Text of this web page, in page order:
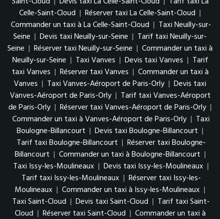
Celle-Saint-Cloud | Réserver taxi La Celle-Saint-Cloud |
Commander un taxi à La Celle-Saint-Cloud | Taxi Neuilly-sur-
Seine | Devis taxi Neuilly-sur-Seine | Tarif taxi Neuilly-sur-
Seine | Réserver taxi Neuilly-sur-Seine | Commander un taxi à
Neuilly-sur-Seine | Taxi Vanves | Devis taxi Vanves | Tarif
taxi Vanves | Réserver taxi Vanves | Commander un taxi à
Vanves | Taxi Vanves-Aéroport de Paris-Orly | Devis taxi
Vanves-Aéroport de Paris-Orly | Tarif taxi Vanves-Aéroport
de Paris-Orly | Réserver taxi Vanves-Aéroport de Paris-Orly |
Commander un taxi à Vanves-Aéroport de Paris-Orly | Taxi
Boulogne-Billancourt | Devis taxi Boulogne-Billancourt |
Tarif taxi Boulogne-Billancourt | Réserver taxi Boulogne-
Billancourt | Commander un taxi à Boulogne-Billancourt |
Taxi Issy-les-Moulineaux | Devis taxi Issy-les-Moulineaux |
Tarif taxi Issy-les-Moulineaux | Réserver taxi Issy-les-
Moulineaux | Commander un taxi à Issy-les-Moulineaux |
Taxi Saint-Cloud | Devis taxi Saint-Cloud | Tarif taxi Saint-
Cloud | Réserver taxi Saint-Cloud | Commander un taxi à